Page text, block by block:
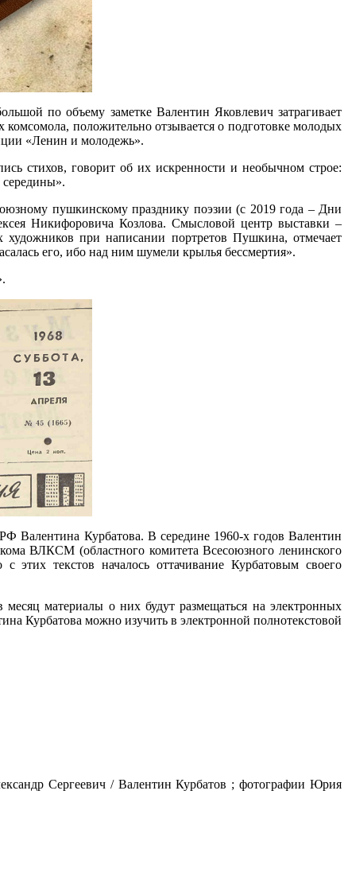
по объему заметке Валентин Яковлевич затрагивает
положительно отзывается о подготовке молодых
«Ленин и молодежь».
стихов, говорит об их искренности и необычном строе:
середины».
пушкинскому празднику поэзии (с 2019 года – Дни
Никифоровича Козлова. Смысловой центр выставки –
при написании портретов Пушкина, отмечает
его, ибо над ним шумели крылья бессмертия».
Валентина Курбатова. В середине 1960-х годов Валентин
ВЛКСМ (областного комитета Всесоюзного ленинского
текстов началось оттачивание Курбатовым своего
материалы о них будут размещаться на электронных
Курбатова можно изучить в электронной полнотекстовой
Сергеевич / Валентин Курбатов ; фотографии Юрия